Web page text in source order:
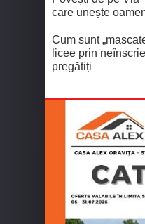
care unește
Cum sunt
licee prin
pregătiți